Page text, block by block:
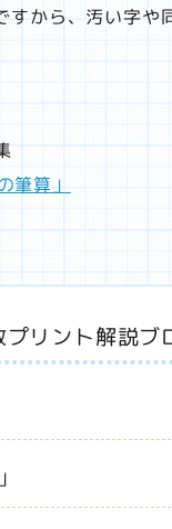
から、汚い字や
算」
リント解説ブ